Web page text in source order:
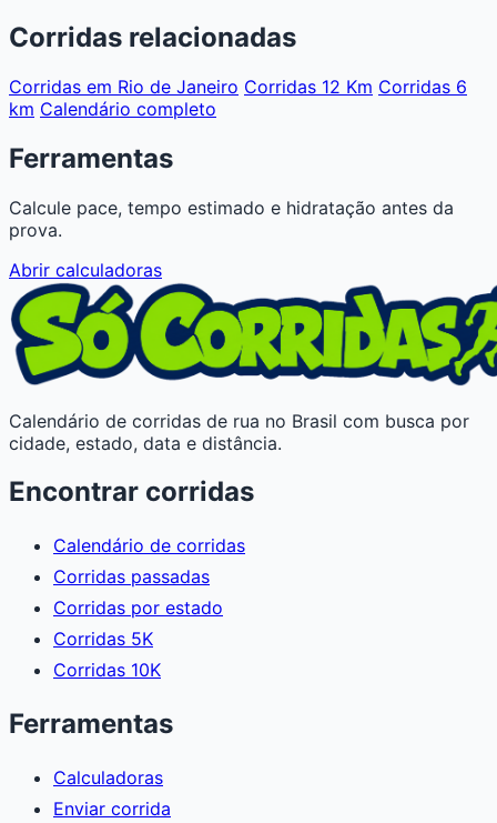
Corridas relacionadas
Corridas em Rio de Janeiro Corridas 12 Km Corridas 6
km Calendário completo
Ferramentas
Calcule pace, tempo estimado e hidratação antes da
prova.
Abrir calculadoras
Calendário de corridas de rua no Brasil com busca por
cidade, estado, data e distância.
Encontrar corridas
Calendário de corridas
Corridas passadas
Corridas por estado
Corridas 5K
Corridas 10K
Ferramentas
Calculadoras
Enviar corrida